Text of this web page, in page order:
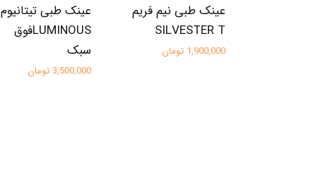
عینک طبی نیم فریم
SILVESTER T
1,900,000 تومان
عینک طبی تیتانیوم
LUMINOUSفوق
سبک
3,500,000 تومان